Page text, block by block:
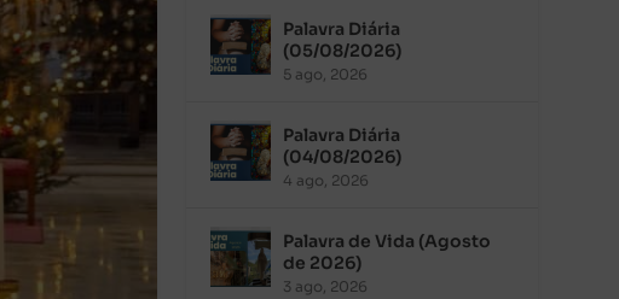
Palavra Diária
(05/08/2026)
5 ago, 2026
Palavra Diária
(04/08/2026)
4 ago, 2026
Palavra de Vida (Agosto
de 2026)
3 ago, 2026